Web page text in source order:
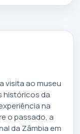
visita ao museu
históricos da
na
o passado, a
da Zâmbia em